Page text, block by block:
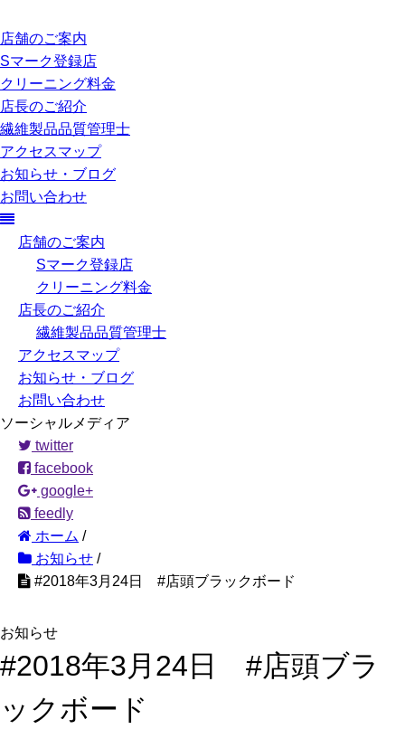
店舗のご案内
Sマーク登録店
クリーニング料金
店長のご紹介
繊維製品品質管理士
アクセスマップ
お知らせ・ブログ
お問い合わせ
店舗のご案内
Sマーク登録店
クリーニング料金
店長のご紹介
繊維製品品質管理士
アクセスマップ
お知らせ・ブログ
お問い合わせ
ソーシャルメディア
twitter
facebook
google+
feedly
ホーム /
お知らせ /
#2018年3月24日 #店頭ブラックボード
お知らせ
#2018年3月24日 #店頭ブラ
ックボード